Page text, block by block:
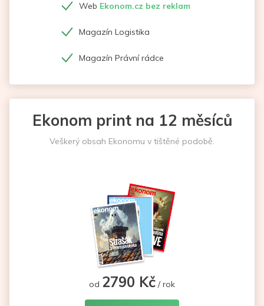
Web Ekonom.cz bez reklam
Magazín Logistika
Magazín Právní rádce
Ekonom print na 12 měsíců
Veškerý obsah Ekonomu v tištěné podobě.
od 2790 Kč / rok